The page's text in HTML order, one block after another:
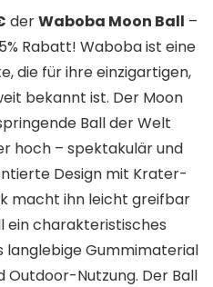
derWaboba Moon Ball –
Rabatt! Waboba ist eine
die für ihre einzigartigen,
bekannt ist. Der Moon
Ball der Welt
hoch – spektakulär und
Design mit Krater-
macht ihn leicht greifbar
ein charakteristisches
langlebige Gummimaterial
Nutzung. Der Ball